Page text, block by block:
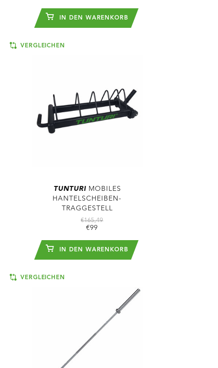
IN DEN WARENKORB
VERGLEICHEN
TUNTURIMOBILES
HANTELSCHEIBEN-
TRAGGESTELL
€165,49
€99
IN DEN WARENKORB
VERGLEICHEN